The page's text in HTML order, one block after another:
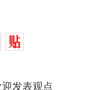
发表观点